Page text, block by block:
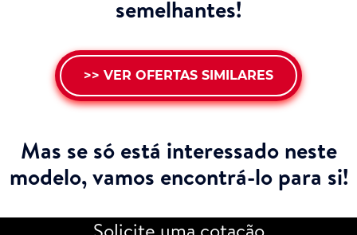
semelhantes!
>> VER OFERTAS SIMILARES
Mas se só está interessado neste
modelo,vamos encontrá-lo para si!